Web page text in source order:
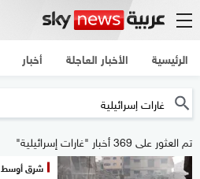
الرئيسية الأخبار العاجلة أخبار
تم العثور على 369 أخبار "غارات إسرائيلية"
شرق أوسط